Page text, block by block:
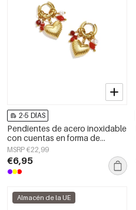
2-5 DÍAS
Pendientes de acero inoxidable
con cuentas en forma de
corazón, sencillos, de la serie
Daily Simple. Joyería para mujer.
MSRP €22,99
€6,95
Almacén de la UE